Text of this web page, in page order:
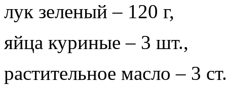
лук зеленый – 120 г,
яйца куриные – 3 шт.,
растительное масло – 3